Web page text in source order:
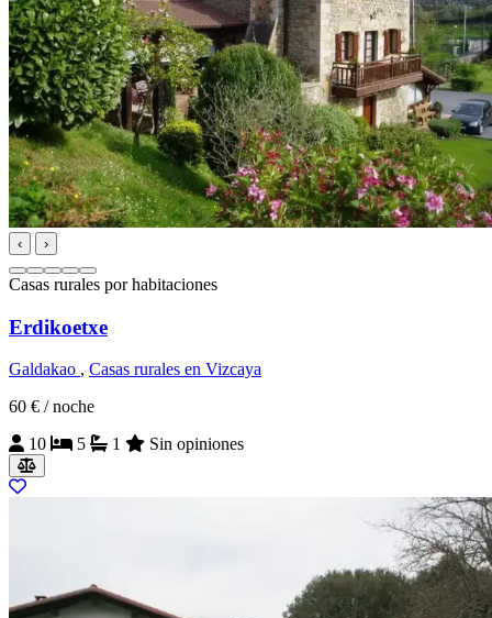
‹ ›
Casas rurales por habitaciones
Erdikoetxe
Galdakao , Casas rurales en Vizcaya
60 € / noche
10
5 1 Sin opiniones